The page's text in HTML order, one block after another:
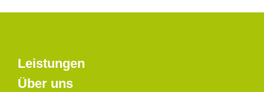
Leistungen
Über uns